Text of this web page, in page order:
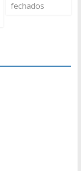
fechados